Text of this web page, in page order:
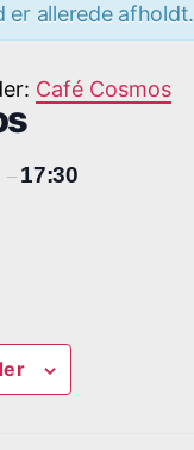
er allerede afholdt.
Café Cosmos
– 17:30